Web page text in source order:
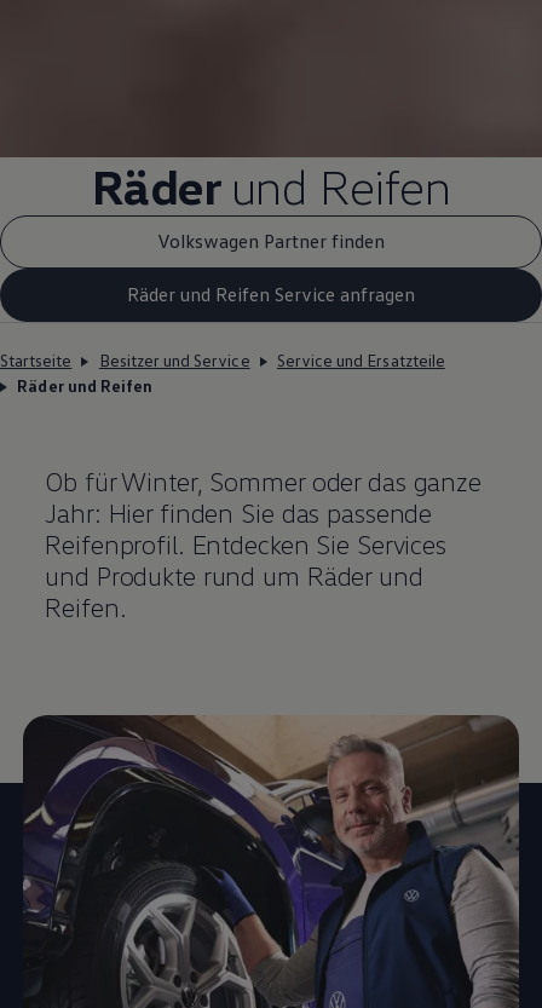
Räder und Reifen
Volkswagen Partner finden
Räder und Reifen Service anfragen
Startseite Besitzer und Service
Service und Ersatzteile
Räder und Reifen
Ob für Winter, Sommer oder das ganze
Jahr: Hier finden Sie das passende
Reifenprofil. Entdecken Sie Services
und Produkte rund um Räder und
Reifen.